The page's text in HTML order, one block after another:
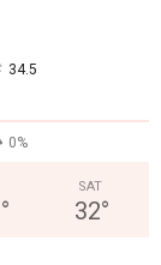
34.5
0%
°
SAT
32°